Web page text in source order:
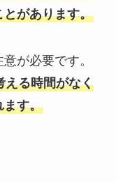
があります。
が必要です。
える時間がなく
ます。